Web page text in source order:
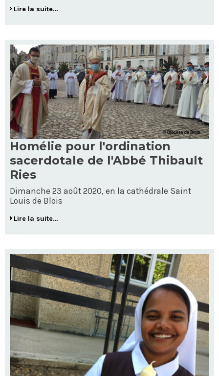
Lire la suite…
Homélie pour l'ordination
sacerdotale de l'Abbé Thibault
Ries
Dimanche 23 août 2020, en la cathédrale Saint
Louis de Blois
Lire la suite…